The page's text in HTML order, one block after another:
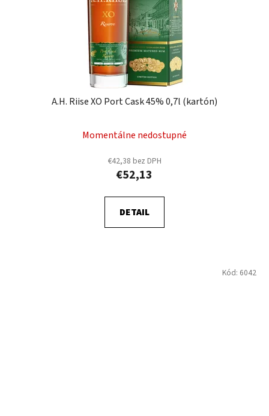
A.H. Riise XO Port Cask 45% 0,7l (kartón)
Momentálne nedostupné
€42,38 bez DPH
€52,13
DETAIL
Kód: 6042